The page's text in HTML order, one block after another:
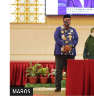
MAROS